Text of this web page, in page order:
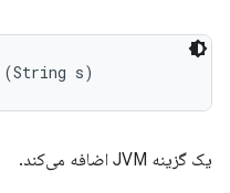
(String s)
یک گزینه JVM اضافه می‌کند.